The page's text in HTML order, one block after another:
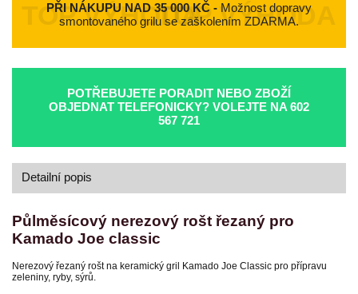
PŘI NÁKUPU NAD 35 000 KČ - Možnost dopravy
smontovaného grilu se zaškolením ZDARMA.
POTŘEBUJETE PORADIT NEBO ZBOŽÍ
OBJEDNAT TELEFONICKY? VOLEJTE NA 602
567 721
Detailní popis
Půlměsícový nerezový rošt řezaný pro
Kamado Joe classic
Nerezový řezaný rošt na keramický gril Kamado Joe Classic pro přípravu
zeleniny, ryby, sýrů.